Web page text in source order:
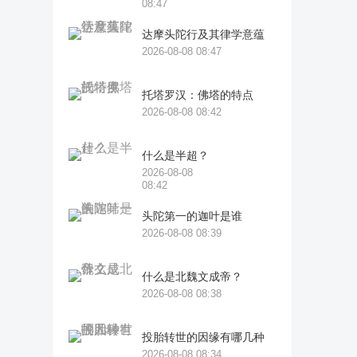
08:47
达摩头陀行及其律学意蕴
2026-08-08 08:47
托塔罗汉：佛塔的特点
2026-08-08 08:42
什么是半超？
2026-08-08
08:42
头陀第一的迦叶是谁
2026-08-08 08:39
什么是北魏文成帝？
2026-08-08 08:38
投胎转世的因缘有哪几种
2026-08-08 08:34